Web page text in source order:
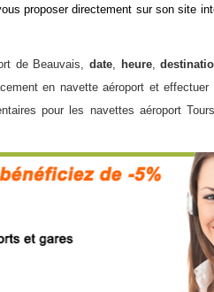
proposer directement sur son site
de Beauvais, date, heure,
en navette aéroport et effectuer
pour les navettes aéroport